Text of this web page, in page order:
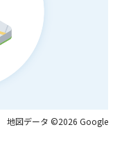
地図データ ©2026 Google